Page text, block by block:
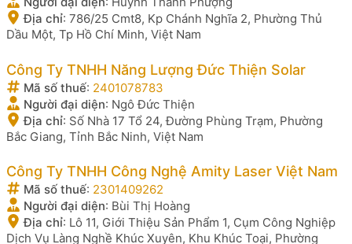
Địa chỉ: 786/25 Cmt8, Kp Chánh Nghĩa 2, Phường Thủ
Dầu Một, Tp Hồ Chí Minh, Việt Nam
Công Ty TNHH Năng Lượng Đức Thiện Solar
Mã số thuế: 2401078783
Người đại diện: Ngô Đức Thiện
Địa chỉ: Số Nhà 17 Tổ 24, Đường Phùng Trạm, Phường
Bắc Giang, Tỉnh Bắc Ninh, Việt Nam
Công Ty TNHH Công Nghệ Amity Laser Việt Nam
Mã số thuế: 2301409262
Người đại diện: Bùi Thị Hoàng
Địa chỉ: Lô 11, Giới Thiệu Sản Phẩm 1, Cụm Công Nghiệp
Dịch Vụ Làng Nghề Khúc Xuyên, Khu Khúc Toại, Phường